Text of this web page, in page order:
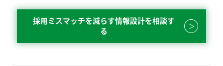
採用ミスマッチを減らす情報設計を相談す
る